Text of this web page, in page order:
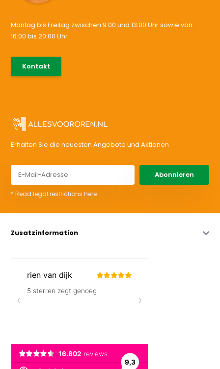
Montag bis Freitag zwischen 9:00 und 13:00 Uhr sowie von
16:00 bis 20:00 Uhr
Kontakt
Erhalten Sie die neuesten Angebote und Aktionen
Abonnieren
* Read legal restrictions here
Zusatzinformation